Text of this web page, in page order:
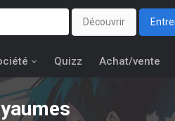
Découvrir
Quizz Achat/vente